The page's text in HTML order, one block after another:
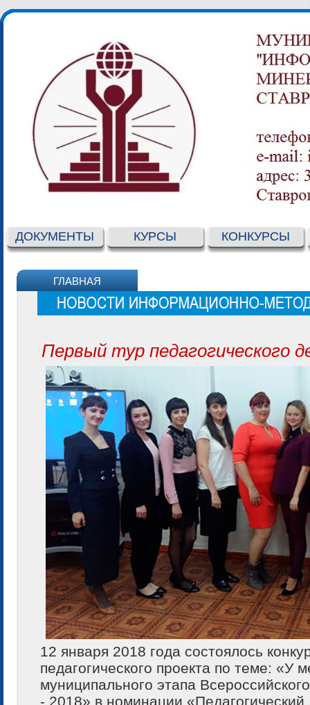
ДОКУМЕНТЫ КУРСЫ КОНКУРСЫ
ГЛАВНАЯ
Первый тур
12 января 2018 года состоялось
педагогического проекта по теме: «У
муниципального этапа
- 2018» в номинации